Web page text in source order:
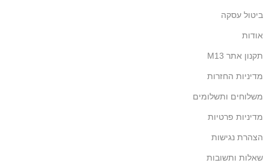
ביטול עסקה
אודות
תקנון אתר M13
מדיניות החזרות
משלוחים ותשלומים
מדיניות פרטיות
הצהרת נגישות
שאלות ותשובות